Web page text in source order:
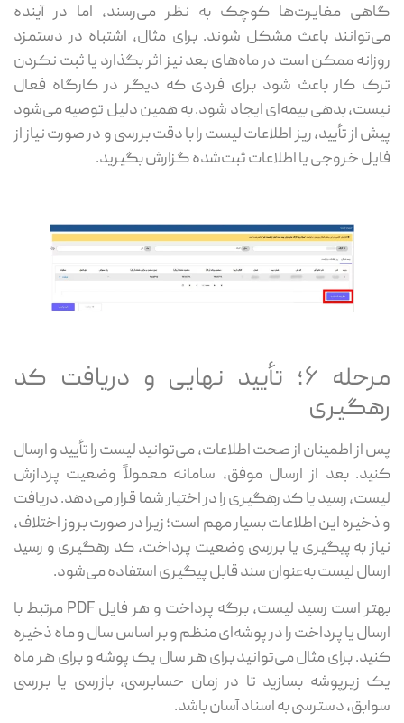
گاهی مغایرت‌ها کوچک به نظر می‌رسند، اما در آینده
می‌توانند باعث مشکل شوند. برای مثال، اشتباه در دستمزد
روزانه ممکن است در ماه‌های بعد نیز اثر بگذارد یا ثبت نکردن
ترک کار باعث شود برای فردی که دیگر در کارگاه فعال
نیست، بدهی بیمه‌ای ایجاد شود. به همین دلیل توصیه می‌شود
پیش از تأیید، ریز اطلاعات لیست را با دقت بررسی و در صورت نیاز از
فایل خروجی یا اطلاعات ثبت‌شده گزارش بگیرید.
مرحله ۶؛ تأیید نهایی و دریافت کد
رهگیری
پس از اطمینان از صحت اطلاعات، می‌توانید لیست را تأیید و ارسال
کنید. بعد از ارسال موفق، سامانه معمولاً وضعیت پردازش
لیست، رسید یا کد رهگیری را در اختیار شما قرار می‌دهد. دریافت
و ذخیره این اطلاعات بسیار مهم است؛ زیرا در صورت بروز اختلاف،
نیاز به پیگیری یا بررسی وضعیت پرداخت، کد رهگیری و رسید
ارسال لیست به‌عنوان سند قابل پیگیری استفاده می‌شود.
بهتر است رسید لیست، برگه پرداخت و هر فایل PDF مرتبط با
ارسال یا پرداخت را در پوشه‌ای منظم و بر اساس سال و ماه ذخیره
کنید. برای مثال می‌توانید برای هر سال یک پوشه و برای هر ماه
یک زیرپوشه بسازید تا در زمان حسابرسی، بازرسی یا بررسی
سوابق، دسترسی به اسناد آسان باشد.